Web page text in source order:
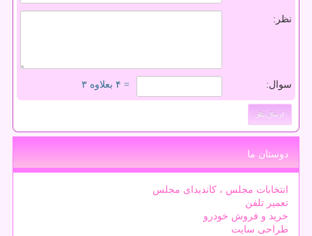
نظر:
سوال: = ۴ بعلاوه ۳
دوستان ما
انتخابات مجلس ، کاندیدای مجلس
تعمیر تلفن
خرید و فروش خودرو
طراحی سایت